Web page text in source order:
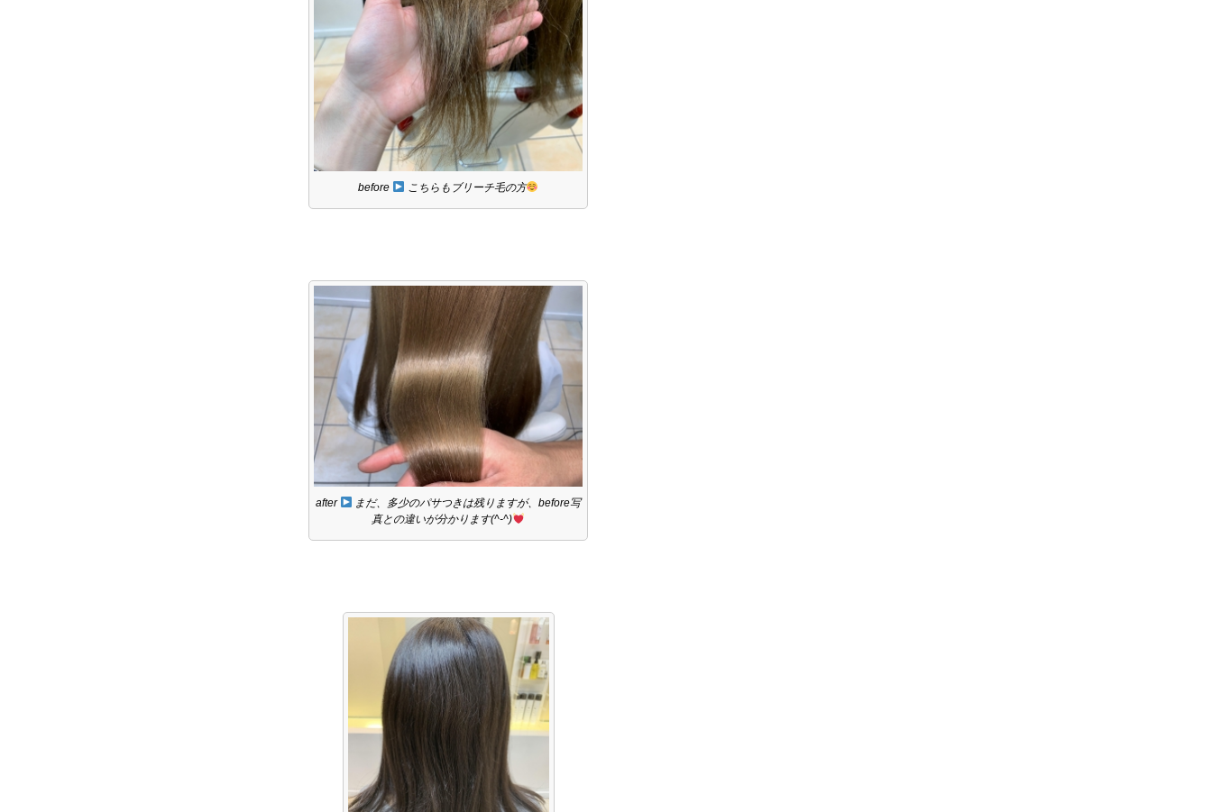
before こちらもブリーチ毛の方
after
まだ、多少のパサつきは残りますが、before写
真との違いが分かります(^-^)